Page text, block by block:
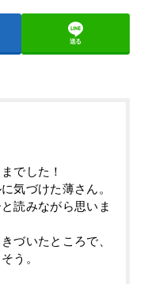
送る
でした！
気づけた薄さん。
読みながら思いま
づいたところで、
う。